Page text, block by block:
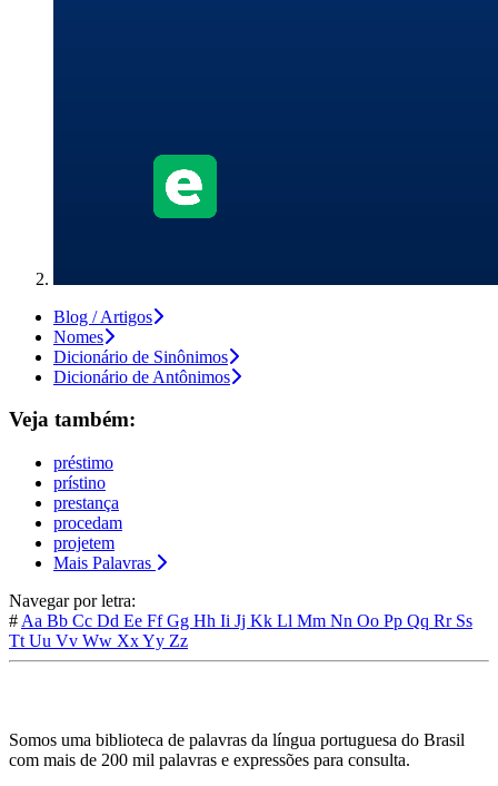
Blog / Artigos
Nomes
Dicionário de Sinônimos
Dicionário de Antônimos
Veja também:
préstimo
prístino
prestança
procedam
projetem
Mais Palavras
Navegar por letra:
# Aa Bb Cc Dd Ee FfGg Hh Ii Jj Kk Ll Mm Nn Oo Pp Qq Rr Ss
Tt Uu Vv Ww XxYy Zz
Somos uma biblioteca de palavras da língua portuguesa do Brasil
com mais de 200 mil palavras e expressões para consulta.